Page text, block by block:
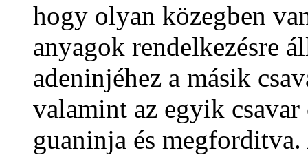
hogy olyan közegben
anyagok rendelkezésre
adeninjéhez a másik
valamint az egyik
guaninja és